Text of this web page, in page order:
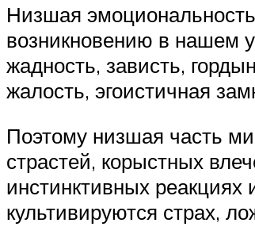
Низшая
возникновению в нашем
жадность, зависть,
жалость, эгоистичная
Поэтому низшая часть
страстей, корыстных
инстинктивных реакциях
культивируются страх,